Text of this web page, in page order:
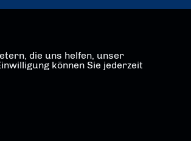
die uns helfen, unser
können Sie jederzeit